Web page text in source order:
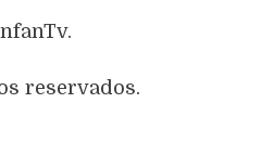
reservados.